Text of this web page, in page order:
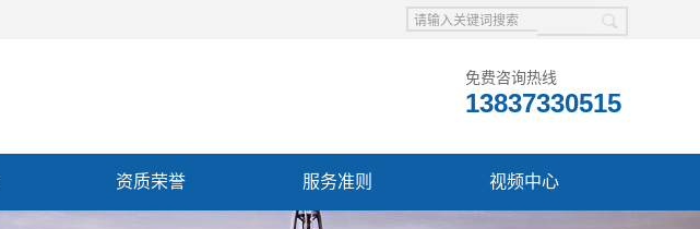
免费咨询热线
13837330515
资质荣誉 服务准则 视频中心